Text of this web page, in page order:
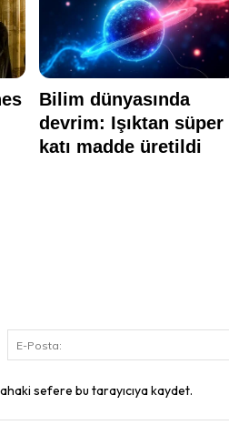
sefere bu tarayıcıya kaydet.